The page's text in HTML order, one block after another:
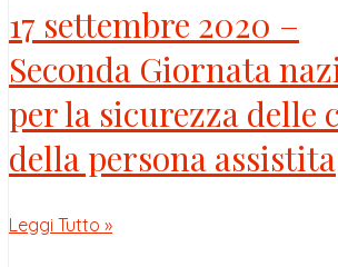
17 settembre 2020 –
Seconda Giornata
per la sicurezza delle
della persona assistita
Leggi Tutto »